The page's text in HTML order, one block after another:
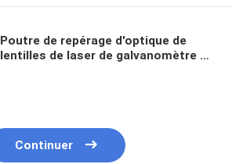
Poutre de repérage d'optique de
lentilles de laser de galvanomètre à
Continuer